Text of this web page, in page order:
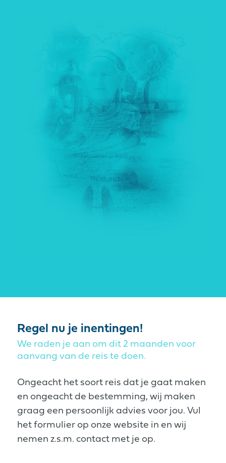
Regel nu je inentingen!
We raden je aan om dit 2 maanden voor
aanvang van de reis te doen.
Ongeacht het soort reis dat je gaat maken
en ongeacht de bestemming, wij maken
graag een persoonlijk advies voor jou. Vul
het formulier op onze website in en wij
nemen z.s.m. contact met je op.